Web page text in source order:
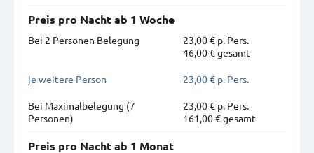
Preis pro Nacht ab 1 Woche
Bei 2 Personen Belegung
23,00 € p. Pers.
46,00 € gesamt
je weitere Person 23,00 € p. Pers.
Bei Maximal­belegung (7
Personen)
23,00 € p. Pers.
161,00 € gesamt
Preis pro Nacht ab 1 Monat